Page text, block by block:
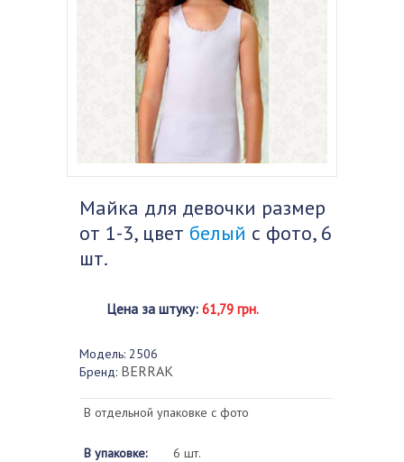
Майка для девочки размер
от 1-3, цвет белый с фото, 6
шт.
Цена за штуку: 61,79 грн.
Модель: 2506
Бренд: BERRAK
В отдельной упаковке с фото
В упаковке:
6 шт.